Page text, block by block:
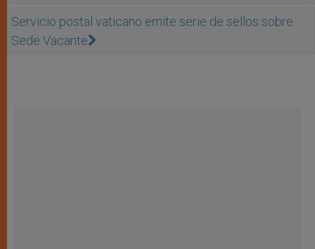
Servicio postal vaticano emite serie de sellos sobre
Sede Vacante